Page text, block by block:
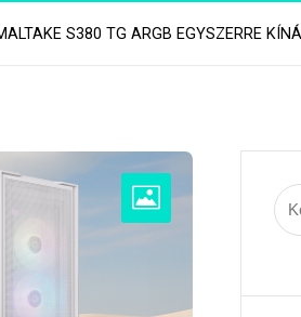
S380 TG ARGB EGYSZERRE